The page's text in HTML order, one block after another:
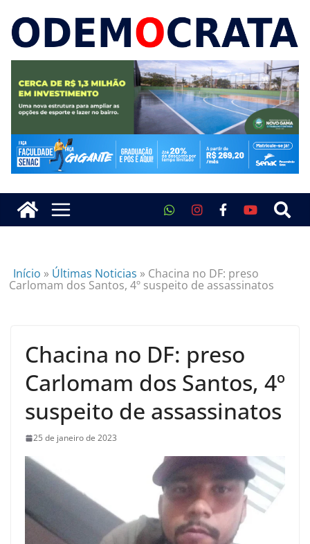
Início » Últimas Noticias » Chacina no DF: preso
Carlomam dos Santos, 4º suspeito de assassinatos
Chacina no DF: preso
Carlomam dos Santos, 4º
suspeito de assassinatos
25 de janeiro de 2023